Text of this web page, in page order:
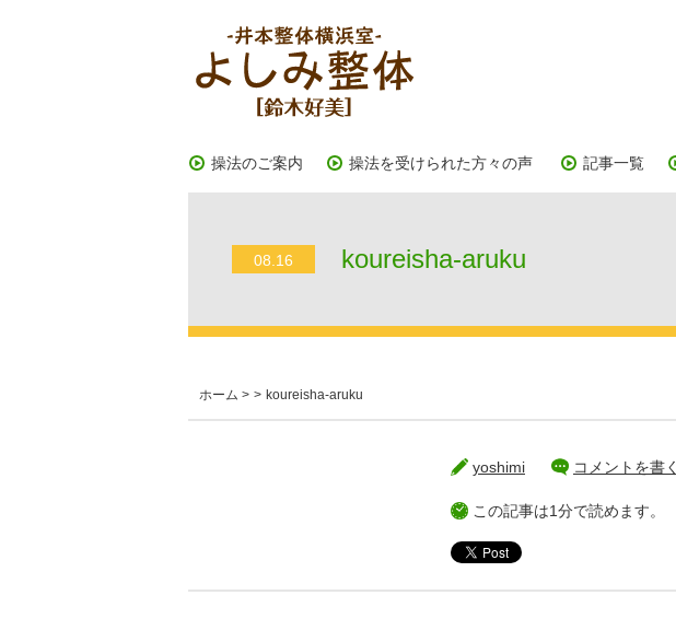
操法のご案内 操法を受けられた方々の声 記事一覧
08.16 koureisha-aruku
ホーム > > koureisha-aruku
yoshimi コメントを書く
この記事は1分で読めます。